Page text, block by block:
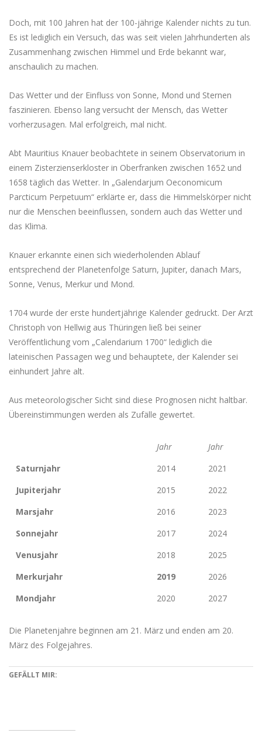
Doch, mit 100 Jahren hat der 100-jährige Kalender nichts zu tun.
Es ist lediglich ein Versuch, das was seit vielen Jahrhunderten als
Zusammenhang zwischen Himmel und Erde bekannt war,
anschaulich zu machen.
Das Wetter und der Einfluss von Sonne, Mond und Sternen
faszinieren. Ebenso lang versucht der Mensch, das Wetter
vorherzusagen. Mal erfolgreich, mal nicht.
Abt Mauritius Knauer beobachtete in seinem Observatorium in
einem Zisterzienserkloster in Oberfranken zwischen 1652 und
1658 täglich das Wetter. In „Galendarjum Oeconomicum
Parcticum Perpetuum“ erklärte er, dass die Himmelskörper nicht
nur die Menschen beeinflussen, sondern auch das Wetter und
das Klima.
Knauer erkannte einen sich wiederholenden Ablauf
entsprechend der Planetenfolge Saturn, Jupiter, danach Mars,
Sonne, Venus, Merkur und Mond.
1704 wurde der erste hundertjährige Kalender gedruckt. Der Arzt
Christoph von Hellwig aus Thüringen ließ bei seiner
Veröffentlichung vom „Calendarium 1700“ lediglich die
lateinischen Passagen weg und behauptete, der Kalender sei
einhundert Jahre alt.
Aus meteorologischer Sicht sind diese Prognosen nicht haltbar.
Übereinstimmungen werden als Zufälle gewertet.
Jahr
Jahr
Saturnjahr
2014
2021
Jupiterjahr
2015
2022
Marsjahr
2016
2023
Sonnejahr
2017
2024
Venusjahr
2018
2025
Merkurjahr
2019
2026
Mondjahr
2020 2027
Die Planetenjahre beginnen am 21. März und enden am 20.
März des Folgejahres.
GEFÄLLT MIR: